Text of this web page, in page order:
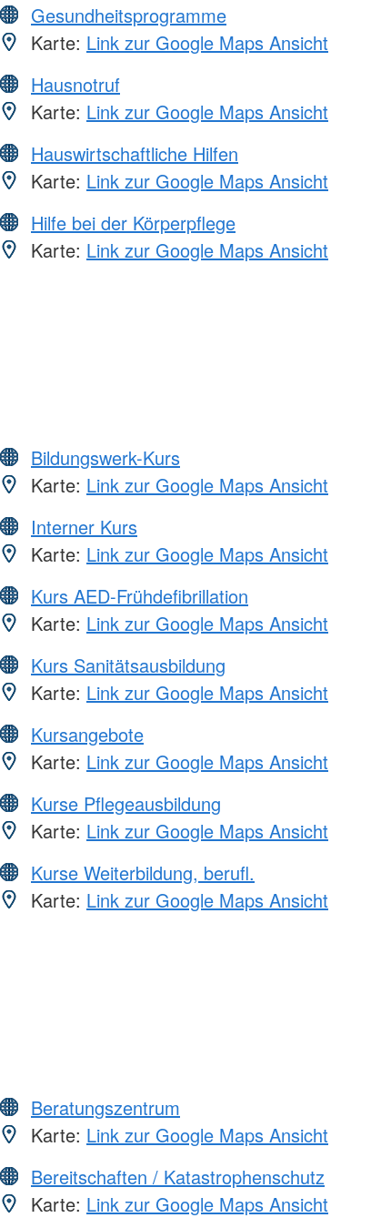
Gesundheitsprogramme
Karte: Link zur Google Maps Ansicht
Hausnotruf
Karte: Link zur Google Maps Ansicht
Hauswirtschaftliche Hilfen
Karte: Link zur Google Maps Ansicht
Hilfe bei der Körperpflege
Karte: Link zur Google Maps Ansicht
Bildungswerk-Kurs
Karte: Link zur Google Maps Ansicht
Interner Kurs
Karte: Link zur Google Maps Ansicht
Kurs AED-Frühdefibrillation
Karte: Link zur Google Maps Ansicht
Kurs Sanitätsausbildung
Karte: Link zur Google Maps Ansicht
Kursangebote
Karte: Link zur Google Maps Ansicht
Kurse Pflegeausbildung
Karte: Link zur Google Maps Ansicht
Kurse Weiterbildung, berufl.
Karte: Link zur Google Maps Ansicht
Beratungszentrum
Karte: Link zur Google Maps Ansicht
Bereitschaften / Katastrophenschutz
Karte: Link zur Google Maps Ansicht